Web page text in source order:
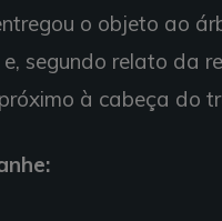
o objeto ao
segundo relato da
à cabeça do